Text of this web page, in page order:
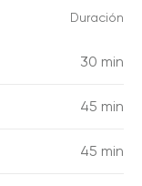
Duración
30 min
45 min
45 min